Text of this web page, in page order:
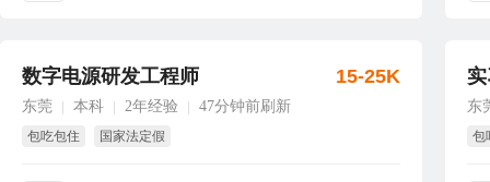
数字电源研发工程师
东莞 本科 2年经验 47分钟前刷新
包吃包住 国家法定假
15-25K
东
包